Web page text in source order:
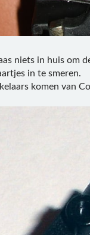
niets in huis om
in te smeren.
komen van